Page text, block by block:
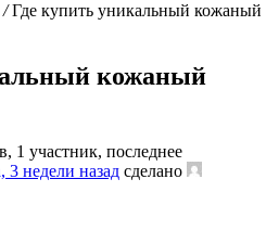
/ Где купить уникальный кожаный
кожаный
1 участник, последнее
3 недели назад сделано